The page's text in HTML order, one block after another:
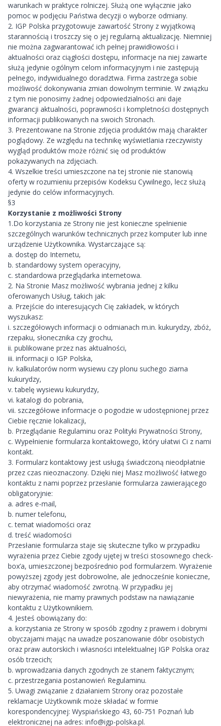
warunkach w praktyce rolniczej. Służą one wyłącznie jako
pomoc w podjęciu Państwa decyzji o wyborze odmiany.
2. IGP Polska przygotowuje zawartość Strony z wyjątkową
starannością i troszczy się o jej regularną aktualizację. Niemniej
nie można zagwarantować ich pełnej prawidłowości i
aktualności oraz ciągłości dostępu, informacje na niej zawarte
służą jedynie ogólnym celom informacyjnym i nie zastępują
pełnego, indywidualnego doradztwa. Firma zastrzega sobie
możliwość dokonywania zmian dowolnym terminie. W związku
z tym nie ponosimy żadnej odpowiedzialności ani daje
gwarancji aktualności, poprawności i kompletności dostępnych
informacji publikowanych na swoich Stronach.
3. Prezentowane na Stronie zdjęcia produktów mają charakter
poglądowy. Ze względu na technikę wyświetlania rzeczywisty
wygląd produktów może różnić się od produktów
pokazywanych na zdjęciach.
4. Wszelkie treści umieszczone na tej stronie nie stanowią
oferty w rozumieniu przepisów Kodeksu Cywilnego, lecz służą
jedynie do celów informacyjnych.
§3
Korzystanie z możliwości Strony
1.Do korzystania ze Strony nie jest konieczne spełnienie
szczególnych warunków technicznych przez komputer lub inne
urządzenie Użytkownika. Wystarczające są:
a. dostęp do Internetu,
b. standardowy system operacyjny,
c. standardowa przeglądarka internetowa.
2. Na Stronie Masz możliwość wybrania jednej z kilku
oferowanych Usług, takich jak:
a. Przejście do interesujących Cię zakładek, w których
wyszukasz:
i. szczegółowych informacji o odmianach m.in. kukurydzy, zbóż,
rzepaku, słonecznika czy grochu,
ii. publikowane przez nas aktualności,
iii. informacji o IGP Polska,
iv. kalkulatorów norm wysiewu czy plonu suchego ziarna
kukurydzy,
v. tabelę wysiewu kukurydzy,
vi. katalogi do pobrania,
vii. szczegółowe informacje o pogodzie w udostępnionej przez
Ciebie ręcznie lokalizacji,
b. Przeglądanie Regulaminu oraz Polityki Prywatności Strony,
c. Wypełnienie formularza kontaktowego, który ułatwi Ci z nami
kontakt.
3. Formularz kontaktowy jest usługą świadczoną nieodpłatnie
przez czas nieoznaczony. Dzięki niej Masz możliwość łatwego
kontaktu z nami poprzez przesłanie formularza zawierającego
obligatoryjnie:
a. adres e-mail,
b. numer telefonu,
c. temat wiadomości oraz
d. treść wiadomości
Przesłanie formularza staje się skuteczne tylko w przypadku
wyrażenia przez Ciebie zgody ujętej w treści stosownego check-
box’a, umieszczonej bezpośrednio pod formularzem. Wyrażenie
powyższej zgody jest dobrowolne, ale jednocześnie konieczne,
aby otrzymać wiadomość zwrotną. W przypadku jej
niewyrażenia, nie mamy prawnych podstaw na nawiązanie
kontaktu z Użytkownikiem.
4. Jesteś obowiązany do:
a. korzystania ze Strony w sposób zgodny z prawem i dobrymi
obyczajami mając na uwadze poszanowanie dóbr osobistych
oraz praw autorskich i własności intelektualnej IGP Polska oraz
osób trzecich;
b. wprowadzania danych zgodnych ze stanem faktycznym;
c. przestrzegania postanowień Regulaminu.
5. Uwagi związanie z działaniem Strony oraz pozostałe
reklamacje Użytkownik może składać w formie
korespondencyjnej: Wyspiańskiego 43, 60-751 Poznań lub
elektronicznej na adres: info@igp-polska.pl.